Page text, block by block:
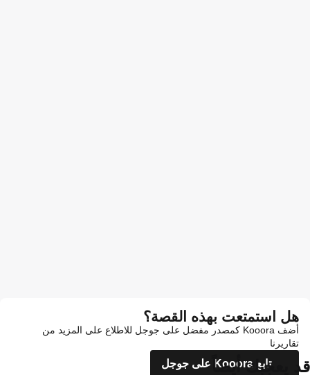
هل استمتعت بهذه القصة؟
أضف Kooora كمصدر مفضل على جوجل للاطلاع على المزيد من
تقاريرنا
تابع Kooora على جوجل
قد يعجبك أيضاً